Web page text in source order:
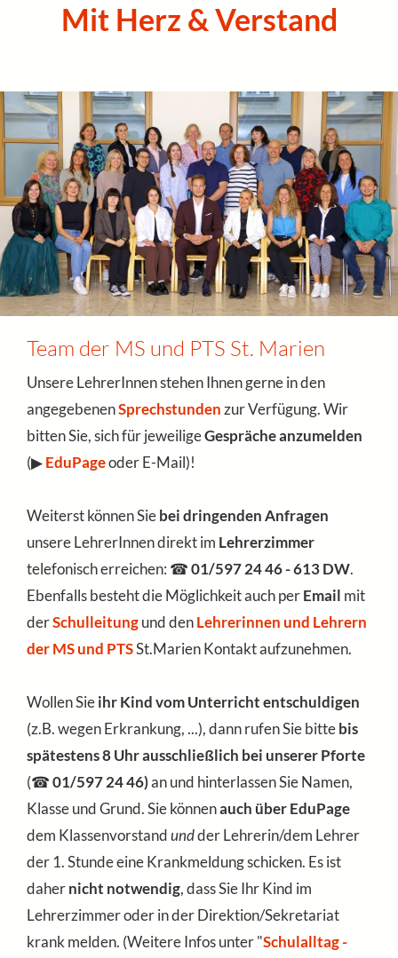
Mit Herz & Verstand
Team der MS und PTS St. Marien
Unsere LehrerInnen stehen Ihnen gerne in den
angegebenenSprechstundenzur Verfügung. Wir
bitten Sie, sich für jeweiligeGespräche anzumelden
(▶EduPageoder E-Mail)!
Weiterst können Siebei dringenden Anfragen
unsere LehrerInnen direkt im Lehrerzimmer
telefonisch erreichen: ☎01/597 24 46 - 613 DW.
Ebenfalls besteht die Möglichkeit auch perEmail mit
derSchulleitungund denLehrerinnen und Lehrern
der MS und PTSSt.Marien Kontakt aufzunehmen.
Wollen Sieihr Kind vom Unterricht entschuldigen
(z.B. wegen Erkrankung, ...), dann rufen Sie bittebis
spätestens 8 Uhr ausschließlich bei unserer Pforte
(☎01/597 24 46)an und hinterlassen Sie Namen,
Klasse und Grund. Sie könnenauch über EduPage
dem Klassenvorstandundder Lehrerin/dem Lehrer
der 1. Stunde eine Krankmeldung schicken. Es ist
dahernicht notwendig, dass Sie Ihr Kind im
Lehrerzimmer oder in der Direktion/Sekretariat
krank melden. (Weitere Infos unter "Schulalltag -